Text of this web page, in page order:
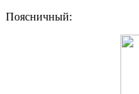
Поясничный: